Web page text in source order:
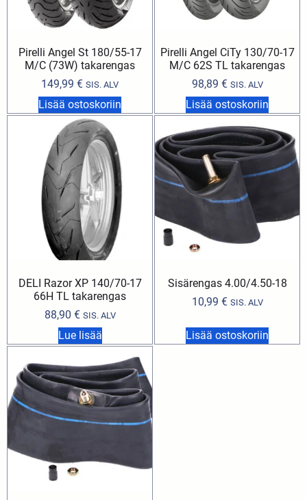
Pirelli Angel St 180/55-17
M/C (73W) takarengas
149,99 € SIS. ALV
Lisää ostoskoriin
Pirelli Angel CiTy 130/70-17
M/C 62S TL takarengas
98,89 € SIS. ALV
Lisää ostoskoriin
DELI Razor XP 140/70-17
66H TL takarengas
88,90 € SIS. ALV
Lue lisää
Sisärengas 4.00/4.50-18
10,99 € SIS. ALV
Lisää ostoskoriin